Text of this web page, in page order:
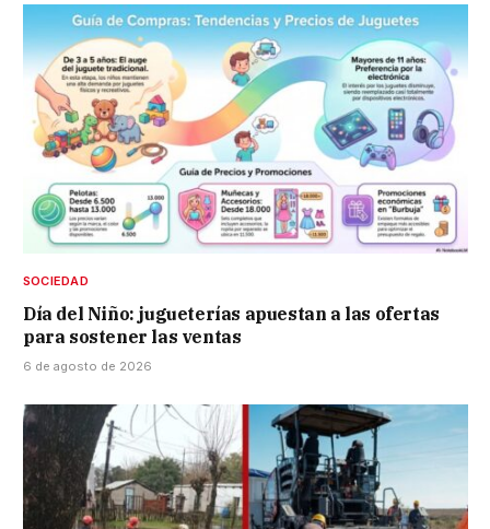
SOCIEDAD
Día del Niño: jugueterías apuestan a las ofertas
para sostener las ventas
6 de agosto de 2026